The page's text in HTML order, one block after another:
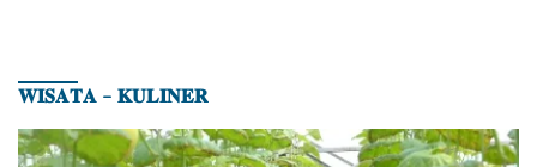
𝐖𝐈𝐒𝐀𝐓𝐀 – 𝐊𝐔𝐋𝐈𝐍𝐄𝐑